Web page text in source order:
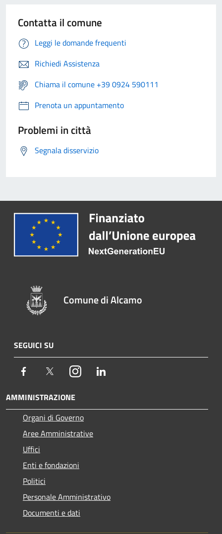
Contatta il comune
Leggi le domande frequenti
Richiedi Assistenza
Chiama il comune +39 0924 590111
Prenota un appuntamento
Problemi in città
Segnala disservizio
Comune di Alcamo
SEGUICI SU
Facebook TwitterInstagram
AMMINISTRAZIONE
Organi di Governo
Aree Amministrative
Uffici
Enti e fondazioni
Politici
Personale Amministrativo
Documenti e dati